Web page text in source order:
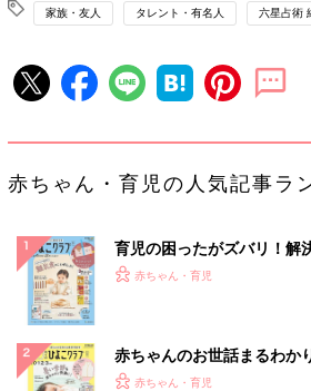
家族・友人 タレント・有名人 六星占術
赤ちゃん・育児の人気記事ラ
育児の困ったがズバリ！解
『ひよこクラブ 秋号』 4カ
赤ちゃん・育児
赤ちゃんのお世話まるわか
てのひよこクラブ 夏号』〈
赤ちゃん・育児